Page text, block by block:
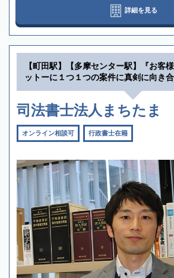
詳細を見る
【町田駅】【多摩センター駅】『お客
ットーに１つ１つの案件に真剣に向き
司法書士法人まちたま
オンライン相談可 行政書士在籍